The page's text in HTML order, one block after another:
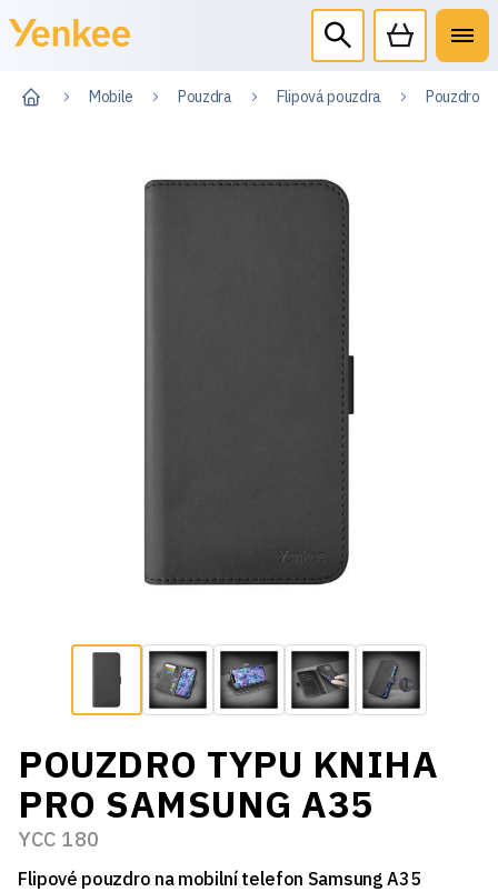
Mobile Pouzdra Flipová pouzdra Pouzdro
POUZDRO TYPU KNIHA
PRO SAMSUNG A35
YCC 180
Flipové pouzdro na mobilní telefon Samsung A35